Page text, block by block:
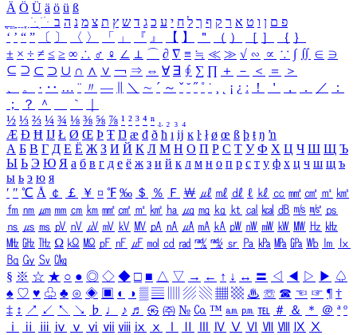
Ä Ö Ü ä ö ü ß
ִֶֹ ֻּ ׁׂ פ ם ן ו ט א ר ק ף ך ל ח י ע כ ג ד ש ץ ת צ מ נ ה ב
‘ ’ “ ” 〔 〕 〈 〉 「 」 『 』 【 】 ＂ （ ） ［ ］ ｛ ｝
± × ÷ ≠ ≤ ≥ ∞ ∴ ♂ ♀ ∠ ⊥ ⌒ ∂ ∇ ≡ ≒ ≪ ≫ √ ∽ ∝ ∵ ∫ ∬ ∈ ∋
⊆ ⊇ ⊂ ⊃ ∪ ∩ ∧ ∨ ￢ ⇒ ⇔ ∀ ∃ ∮ ∑ ∏ ＋ － ＜ ＝
＞
、
。 · ‥ … ¨ 〃 ― ＼ ∼ ´ ～ ˇ ˘ ˝ ˚ ˙ ¸ ¡ ¿ ː ！ ＇ ， ． ／
：
；
？ ＾ ｀
½ ⅓ ⅔ ¼ ¾ ⅛ ⅜ ⅝ ⅞ ¹ ² ³ ⁴ ⁿ ₁ ₂ ₃ ₄
Æ Ð Ħ Ĳ Ł Ø Œ Þ Ŧ Ŋ æ đ ð ħ ı ĳ ĸ ŀ ł ø œ ß þ ŧ ŋ ŉ
А Б В Г Д Е Ё Ж З И Й К Л М Н О П Р С Т У Ф Х Ц Ч Ш Щ Ъ
Ы Ь Э Ю Я а б в г д е ё ж з и й к л м н о п р с т у ф х ц ч ш щ ъ
ы ь э ю я
′ ″ ℃ Å ￠ ￡ ￥ ¤ ℉ ‰ ＄ ％ Ｆ ￦ ㎕ ㎖ ㎗ ℓ ㎘ ㏄ ㎣ ㎤ ㎥ ㎦
㎙ ㎚ ㎛ ㎜ ㎝ ㎞ ㎟ ㎠ ㎡ ㎢ ㏊ ㎍ ㎎ ㎏ ㏏ ㎈ ㎉ ㏈ ㎧ ㎨ ㎰
㎱ ㎲ ㎳ ㎴ ㎵ ㎶ ㎷ ㎸ ㎹ ㎀ ㎁ ㎂ ㎃ ㎄ ㎺ ㎻ ㎽ ㎾ ㎿ ㎐ ㎑
㎒ ㎓ ㎔ Ω ㏀ ㏁ ㎊ ㎋ ㎌ ㏖ ㏅ ㎭ ㎮ ㎯ ㏛ ㎩ ㎪ ㎫ ㎬ ㏝ ㏐
㏓
㏃ ㏉ ㏜ ㏆
§ ※ ☆ ★ ○ ● ◎ ◇ ◆ □ ■ △ ▽ → ← ↑ ↓ ↔ 〓 ◁ ◀ ▷ ▶ ♤
♠ ♡ ♥ ♧ ♣ ⊙ ◈ ▣ ◐ ◑ ▒ ▤ ▨ ▧ ▦ ▩ ♨ ☏ ☎ ☜ ☞ ¶ †
‡ ↕ ↗ ↙ ↖ ↘ ♭ ♩ ♪ ♬ ㉿ ㈜ № ㏇ ™ ㏂ ㏘ ℡ ＃ ＆ ＊ ＠ ª º
ⅰ
ⅱ ⅲ ⅳ ⅴ ⅵ ⅶ ⅷ ⅸ ⅹ Ⅳ Ⅴ Ⅵ Ⅶ Ⅷ Ⅸ Ⅹ